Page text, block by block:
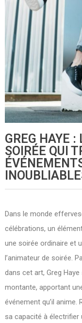
GREG HAYE
SOIRÉE QUI
Dans le monde
célébrations, un
une soirée ordinaire et
l’animateur de soirée.
dans cet art, Greg
montante, apportant
événement qu’il
sa capacité à électrifier